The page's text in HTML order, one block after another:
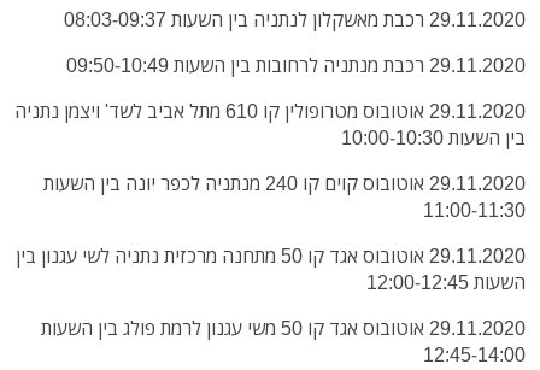
29.11.2020 רכבת מאשקלון לנתניה בין השעות 08:03-09:37
29.11.2020 רכבת מנתניה לרחובות בין השעות 09:50-10:49
29.11.2020 אוטובוס מטרופולין קו 610 מתל אביב לשד' ויצמן נתניה
בין השעות 10:00-10:30
29.11.2020 אוטובוס קוים קו 240 מנתניה לכפר יונה בין השעות
11:00-11:30
29.11.2020 אוטובוס אגד קו 50 מתחנה מרכזית נתניה לשי עגנון בין
השעות 12:00-12:45
29.11.2020 אוטובוס אגד קו 50 משי עגנון לרמת פולג בין השעות
12:45-14:00